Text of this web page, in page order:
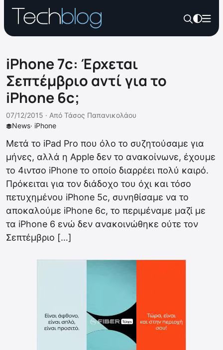
iPhone 7c: Έρχεται
Σεπτέμβριο αντί για το
iPhone 6c;
News· iPhone
07/12/2015 · Από Τάσος Παπανικολάου
Μετά το iPad Pro που όλο το συζητούσαμε για
μήνες, αλλά η Apple δεν το ανακοίνωνε, έχουμε
το 4ιντσο iPhone το οποίο διαρρέει πολύ καιρό.
Πρόκειται για τον διάδοχο του όχι και τόσο
πετυχημένου iPhone 5c, συνηθίσαμε να το
αποκαλούμε iPhone 6c, το περιμέναμε μαζί με
τα iPhone 6 ενώ δεν ανακοινώθηκε ούτε τον
Σεπτέμβριο […]